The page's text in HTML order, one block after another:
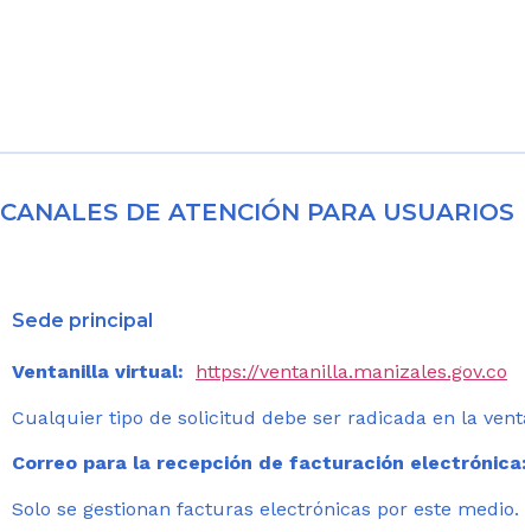
CANALES DE ATENCIÓN PARA USUARIOS
Sede principal
Ventanilla virtual: https://ventanilla.manizales.gov.co
Cualquier tipo de solicitud debe ser radicada en la
Correo para la recepción de facturación electrónica:
Solo se gestionan facturas electrónicas por este medio.